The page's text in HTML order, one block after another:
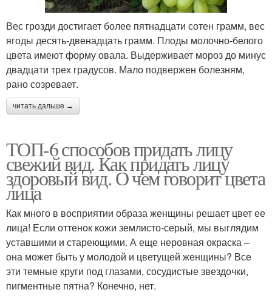
Вес грозди достигает более пятнадцати сотен грамм, вес
ягоды десять-двенадцать грамм. Плоды молочно-белого
цвета имеют форму овала. Выдерживает мороз до минус
двадцати трех градусов. Мало подвержен болезням,
рано созревает.
читать дальше →
ТОП-6 способов придать лицу
свежий вид. Как придать лицу
здоровый вид. О чем говорит цвета
лица
Как много в восприятии образа женщины решает цвет ее
лица! Если оттенок кожи землисто-серый, мы выглядим
уставшими и стареющими. А еще неровная окраска –
она может быть у молодой и цветущей женщины? Все
эти темные круги под глазами, сосудистые звездочки,
пигментные пятна? Конечно, нет.